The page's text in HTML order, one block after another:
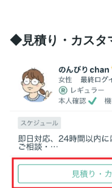
◆見積り・カスタ